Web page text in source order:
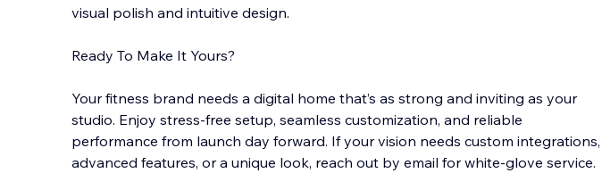
visual polish and intuitive design.
Ready To Make It Yours?
Your fitness brand needs a digital home that’s as strong and inviting as your
studio. Enjoy stress-free setup, seamless customization, and reliable
performance from launch day forward. If your vision needs custom integrations,
advanced features, or a unique look, reach out by email for white-glove service.